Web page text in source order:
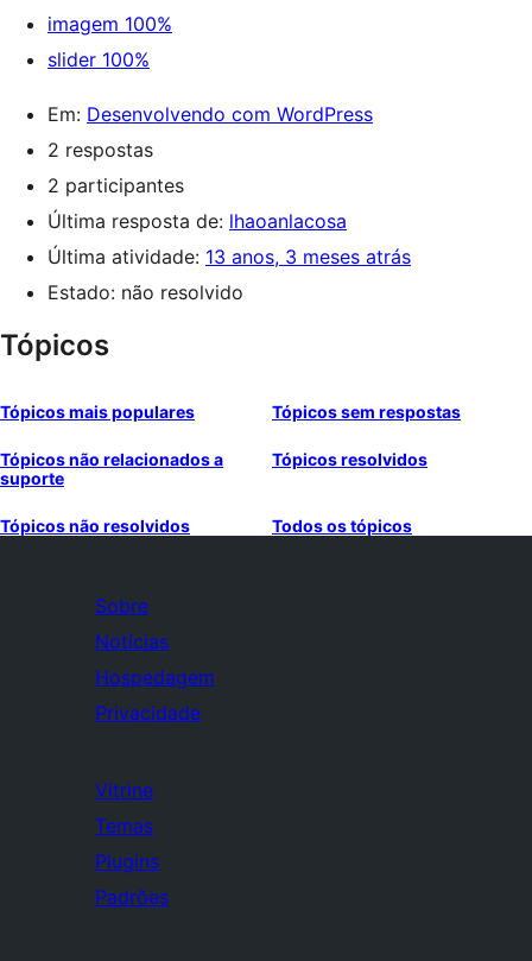
imagem 100%
slider 100%
Em: Desenvolvendo com WordPress
2 respostas
2 participantes
Última resposta de: lhaoanlacosa
Última atividade: 13 anos, 3 meses atrás
Estado: não resolvido
Tópicos
Tópicos mais populares Tópicos sem respostas
Tópicos não relacionados a
suporte
Tópicos resolvidos
Tópicos não resolvidos Todos os tópicos
Sobre
Notícias
Hospedagem
Privacidade
Vitrine
Temas
Plugins
Padrões